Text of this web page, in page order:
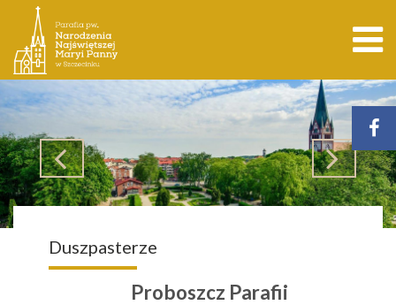
Duszpasterze
Proboszcz Parafii